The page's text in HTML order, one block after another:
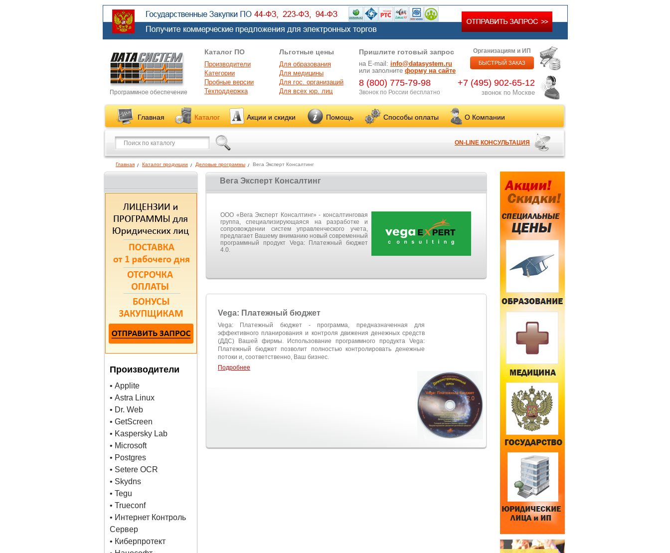
Программное обеспечение
Каталог ПО
Производители
Категории
Пробные версии
Техподдержка
Льготные цены
Для образования
Для медицины
Для гос. организаций
Для всех юр. лиц
Пришлите готовый запрос
на E-mail: info@datasystem.ru
или заполните форму на сайте
8 (800) 775-79-98
Звонок по России бесплатно
Организациям и ИП
БЫСТРЫЙ ЗАКАЗ
+7 (495) 902-65-12
звонок по Москве
Главная Каталог Акции и скидки Помощь Способы оплаты О Компании
ON-LINE КОНСУЛЬТАЦИЯ
Главная Каталог продукции Деловые программы Вега Эксперт Консалтинг
Производители
• Applite
• Astra Linux
• Dr. Web
• GetScreen
• Kaspersky Lab
• Microsoft
• Postgres
• Setere OCR
• Skydns
• Tegu
• Trueconf
• Интернет Контроль
Сервер
• Киберпротект
Вега Эксперт Консалтинг
ООО «Вега Эксперт Консалтинг» - консалтинговая
группа, специализирующаяся на разработке и
сопровождении систем управленческого учета,
предлагает Вашему вниманию новый современный
программный продукт Vega: Платежный бюджет
4.0.
Vega: Платежный бюджет
Vega: Платежный бюджет - программа, предназначенная для
эффективного планирования и контроля движения денежных средств
(ДДС) Вашей фирмы. Использование программного продукта Vega:
Платежный бюджет позволит полностью контролировать денежные
потоки и, соответственно, Ваш бизнес.
Подробнее